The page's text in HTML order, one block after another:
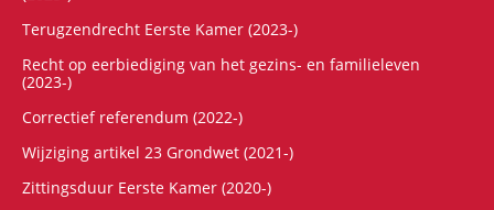
Terugzendrecht Eerste Kamer (2023-)
Recht op eerbiediging van het gezins- en familieleven
(2023-)
Correctief referendum (2022-)
Wijziging artikel 23 Grondwet (2021-)
Zittingsduur Eerste Kamer (2020-)